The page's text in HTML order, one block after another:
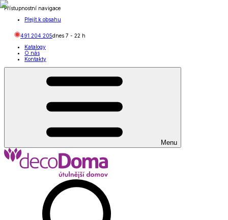
Přístupnostní navigace
Přejít k obsahu
491 204 205dnes 7 - 22 h
Katalogy
O nás
Kontakty
Menu